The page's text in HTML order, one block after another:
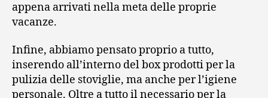
appena arrivati nella meta delle proprie
vacanze.
Infine, abbiamo pensato proprio a tutto,
inserendo all’interno del box prodotti per la
pulizia delle stoviglie, ma anche per l’igiene
personale. Oltre a tutto il necessario per la